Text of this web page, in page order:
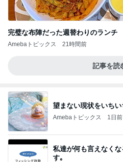
完璧な布陣だった週替わりのランチ
Amebaトピックス 21時間前
記事を読
望まない現状をいち
Amebaトピックス 1日前
私達が何も言えなく
す｡